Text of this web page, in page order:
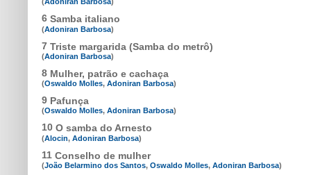
6 Samba italiano
(Adoniran Barbosa)
7 Triste margarida (Samba do metrô)
(Adoniran Barbosa)
8 Mulher, patrão e cachaça
(Oswaldo Molles, Adoniran Barbosa)
9 Pafunça
(Oswaldo Molles, Adoniran Barbosa)
10 O samba do Arnesto
(Alocin, Adoniran Barbosa)
11 Conselho de mulher
(João Belarmino dos Santos, Oswaldo Molles, Adoniran Barbosa)